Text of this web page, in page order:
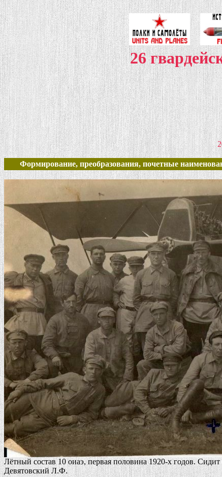
26
Формирование, преобразования, почетные
Лётный состав 10 оиаэ, первая половина 1920-х годов.
Девятовский Л.Ф.